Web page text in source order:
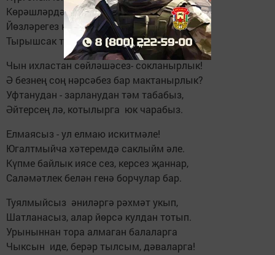
Көрәшләрдә җиңеп барган батырларны!
Йөзләрегез кояш кебек балкый сезнең,
Тырышсак та алай барып чыкмый безнең.
Чын ихластан сөйләшәсез- сокланырлык!
Ә безнең соң нәрсәбез бар мактанырлык?
Уфтанудан - зарланудан тәм табабыз,
Әйтерсең лә, котылырга юк чарабыз.
Елмаясыз - ул елмаю искитмәле!
Югалтмыйча хәтеремдә саклыйм әле.
Күпме байлык иясе сез, керсез җаннар,
Саләмәтлек белән генә борчулар бар.
Туялмыйсыз әниләргә рәхмәт укып,
Шатланасыз, алар йөрсә кулдан тотып.
Урыныннан тора алмаган балаларга
Чыксын иде, берәр тылсым, дәваларга!